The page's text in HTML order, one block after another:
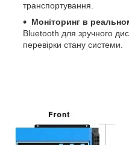
транспортування.
Моніторинг в
Bluetooth для зручного
перевірки стану системи.